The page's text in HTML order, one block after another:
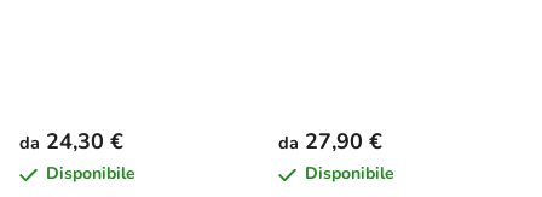
da 24,30 €
Disponibile
da 27,90 €
Disponibile